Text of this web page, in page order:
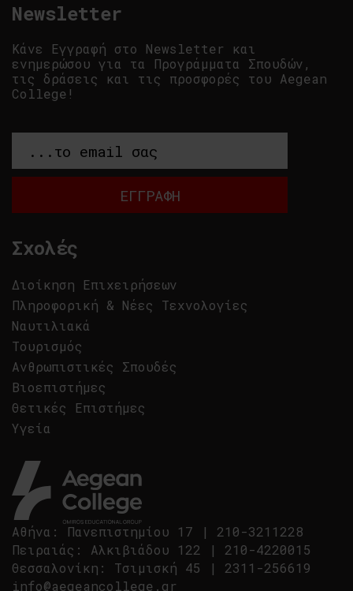
Αθήνα : Πανεπιστημίου 17 | 210-3211228
Πειραιάς : Αλκιβιάδου 122 | 210-4220015
Θεσσαλονίκη : Τσιμισκή 45 | 2311-256619
info@aegeancollege.gr
Σχολές
Διοίκηση Επιχειρήσεων
Πληροφορική & Νέες Τεχνολογίες
Ναυτιλιακά
Τουρισμός
Ανθρωπιστικές Σπουδές
Βιοεπιστήμες
Θετικές Επιστήμες
Υγεία
Newsletter
Κάνε Εγγραφή στο Newsletter και
ενημερώσου για τα Προγράμματα Σπουδών,
τις δράσεις και τις προσφορές του Aegean
College!